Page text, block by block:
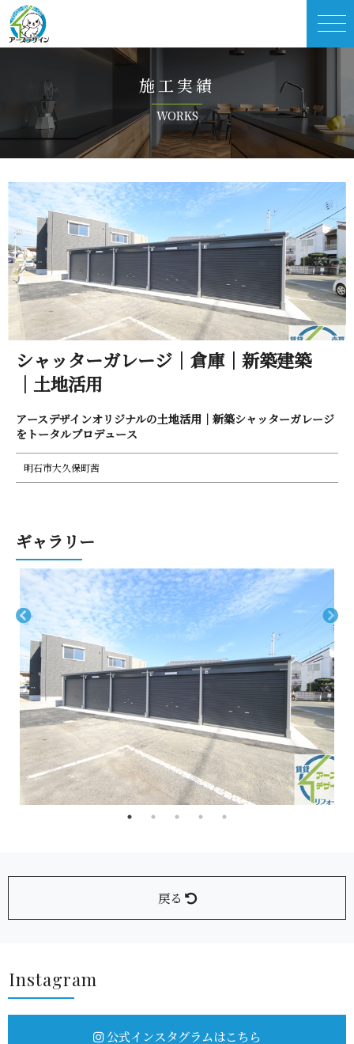
施 工 実 績
W O R K S
シャッターガレージ｜倉庫｜新築建築
｜ 土 地 活 用
アースデザインオリジナルの土地活用｜新築シャッターガレージ
をトータルプロ デ ュ ー ス
明石市大久保町茜
ギ ャ ラ リ ー
戻る
Insta g r a m
公式インスタグラムはこちら